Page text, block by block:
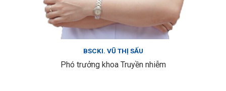
BSCKI. VŨ THỊ SẤU
Phó trưởng khoa Truyền nhiễm